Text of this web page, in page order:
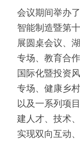
会议期间举办
智能制造暨第
展圆桌会议、
专场、教育合
国际化暨投资
专场、健康乡
以及一系列项
建人才、技术
实现双向互动